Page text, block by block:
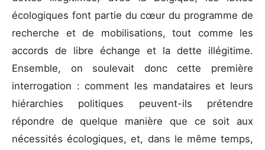
écologiques font partie du cœur du programme de
recherche et de mobilisations, tout comme les
accords de libre échange et la dette illégitime.
Ensemble, on soulevait donc cette première
interrogation : comment les mandataires et leurs
hiérarchies politiques peuvent-ils prétendre
répondre de quelque manière que ce soit aux
nécessités écologiques, et, dans le même temps,